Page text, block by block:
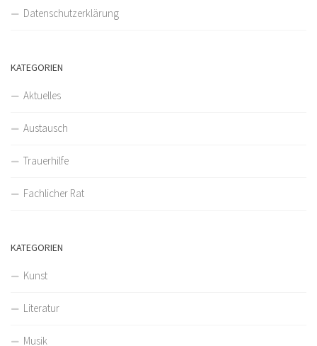
Datenschutzerklärung
KATEGORIEN
Aktuelles
Austausch
Trauerhilfe
Fachlicher Rat
KATEGORIEN
Kunst
Literatur
Musik